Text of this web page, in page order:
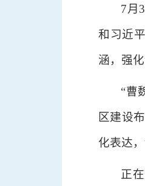
7月
和习近
涵，强
“曹
区建设
化表达
正